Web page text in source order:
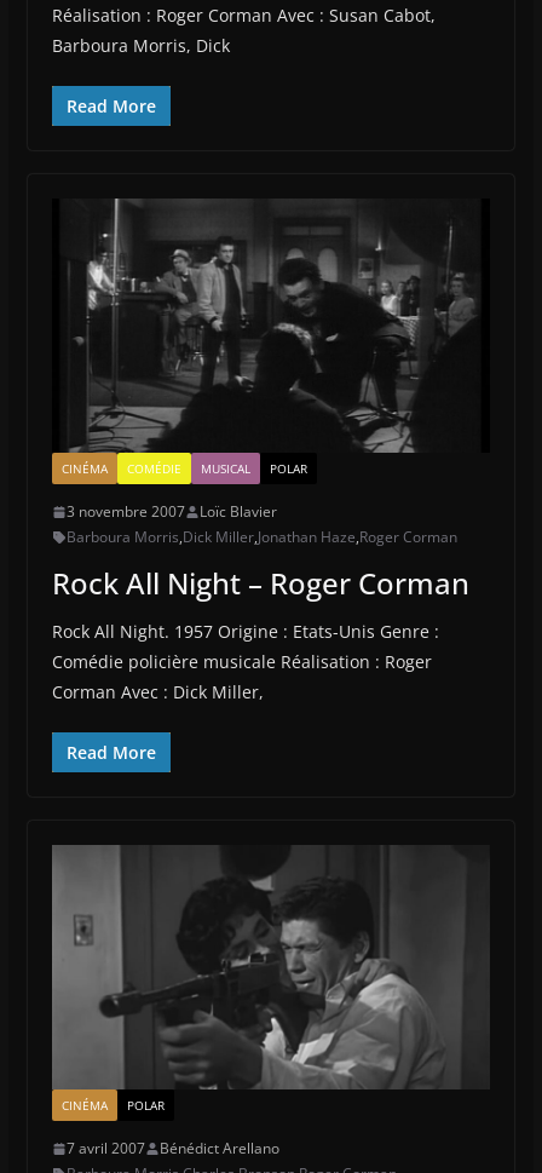
Réalisation : Roger Corman Avec : Susan Cabot,
Barboura Morris, Dick
Read More
CINÉMA COMÉDIE MUSICAL POLAR
3 novembre 2007
Loïc Blavier
Barboura Morris,Dick Miller,Jonathan Haze,Roger Corman
Rock All Night – Roger Corman
Rock All Night. 1957 Origine : Etats-Unis Genre :
Comédie policière musicale Réalisation : Roger
Corman Avec : Dick Miller,
Read More
CINÉMA POLAR
7 avril 2007
Bénédict Arellano